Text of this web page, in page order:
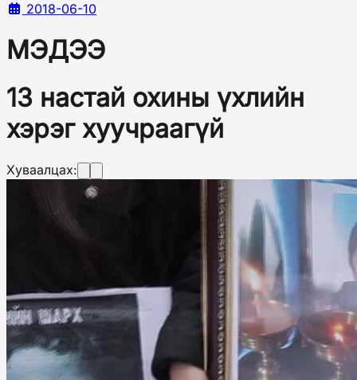
2018-06-10
МЭДЭЭ
13 настай охины үхлийн
хэрэг хуучраагүй
Хуваалцах: